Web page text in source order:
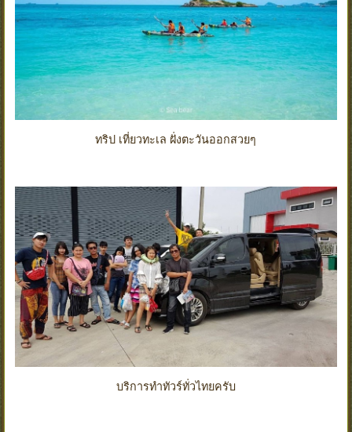
ทริป เที่ยวทะเล ฝั่งตะวันออกสวยๆ
บริการทำทัวร์ทั่วไทยครับ